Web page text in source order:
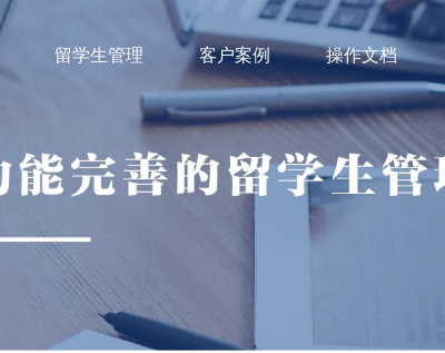
留学生管理 客户案例 操作文档